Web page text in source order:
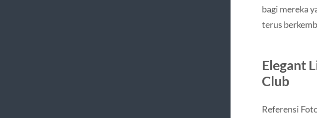
bagi mereka
terus
Elegant
Club
Referensi